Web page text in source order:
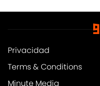
Privacidad
Terms & Conditions
Minute Media